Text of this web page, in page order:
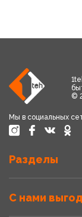
©
Мы в социальных
Разделы
С нами